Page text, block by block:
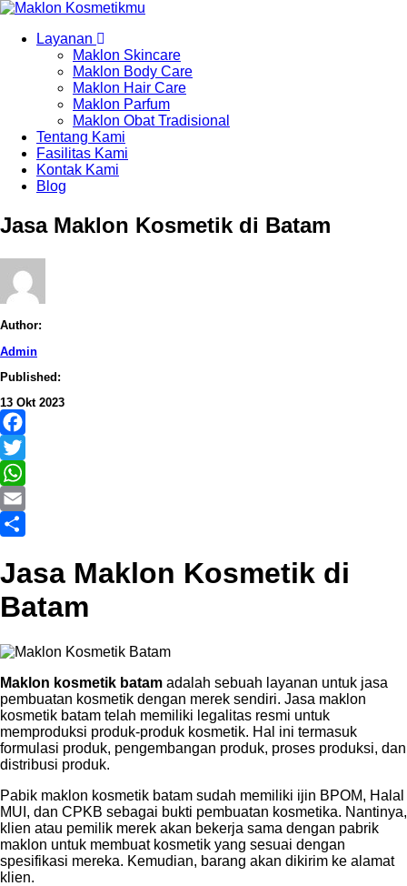
Layanan
Maklon Skincare
Maklon Body Care
Maklon Hair Care
Maklon Parfum
Maklon Obat Tradisional
Tentang Kami
Fasilitas Kami
Kontak Kami
Blog
Jasa Maklon Kosmetik di Batam
Author:
Admin
Published:
13 Okt 2023
Facebook
Twitter
WhatsApp
Email
Jasa Maklon Kosmetik di
Batam
Maklon kosmetik batam adalah sebuah layanan untuk jasa
pembuatan kosmetik dengan merek sendiri. Jasa maklon
kosmetik batam telah memiliki legalitas resmi untuk
memproduksi produk-produk kosmetik. Hal ini termasuk
formulasi produk, pengembangan produk, proses produksi, dan
distribusi produk.
Pabik maklon kosmetik batam sudah memiliki ijin BPOM, Halal
MUI, dan CPKB sebagai bukti pembuatan kosmetika. Nantinya,
klien atau pemilik merek akan bekerja sama dengan pabrik
maklon untuk membuat kosmetik yang sesuai dengan
spesifikasi mereka. Kemudian, barang akan dikirim ke alamat
klien.